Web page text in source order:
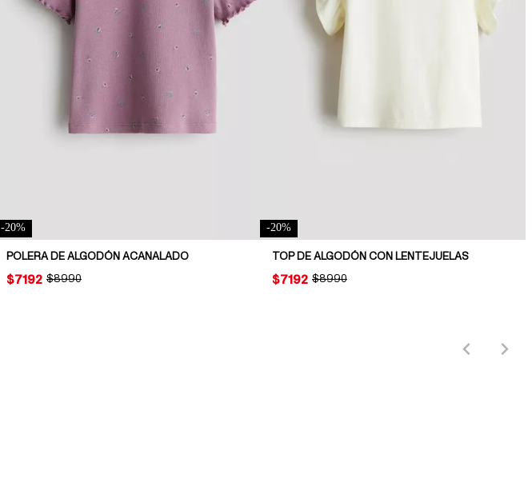
-20%
POLERA DE ALGODÓN ACANALADO
ORIGINAL PRICE:
$8990
PRICE:
$7192
-20%
TOP DE ALGODÓN CON LENTEJUELAS
ORIGINAL PRICE:
$8990
PRICE:
$7192